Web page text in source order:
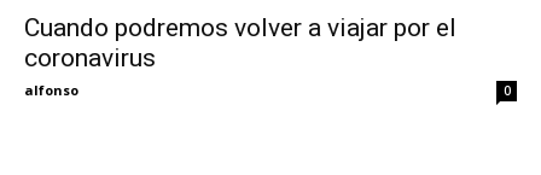
Cuando podremos volver a viajar por el
coronavirus
alfonso 0